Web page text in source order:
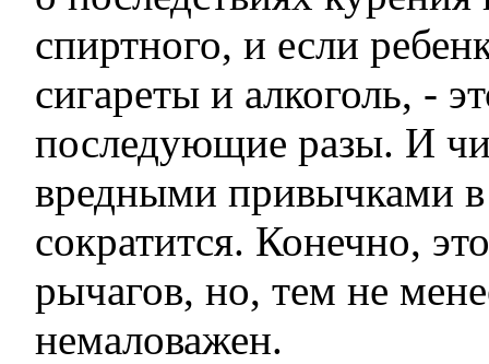
спиртного, и если
сигареты и алкоголь, -
последующие разы. И
вредными привычками
сократится. Конечно,
рычагов, но, тем не
немаловажен.